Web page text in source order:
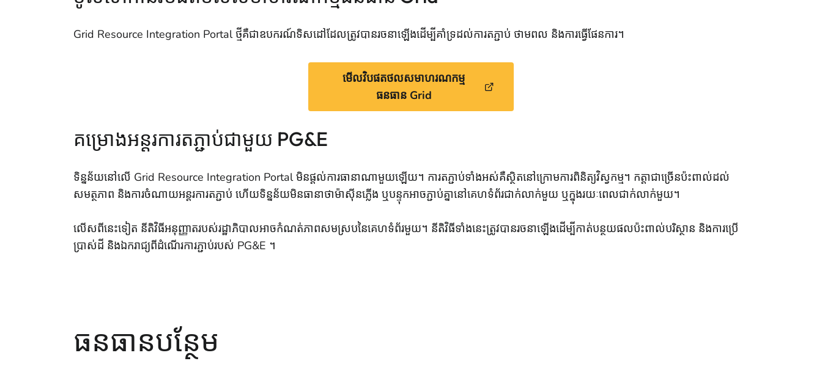
Grid Resource Integration Portal ថ្មីគឺជាឧបករណ៍ទិសដៅដែលត្រូវបានរចនាឡើងដើម្បីគាំទ្រដល់ការតភ្ជាប់ ថាមពល និងការធ្វើផែនការ។
មើលវិបផតថលសមាហរណកម្ម
ធនធាន Grid
គម្រោងអន្តរការតភ្ជាប់ជាមួយ PG&E
ទិន្នន័យនៅលើ Grid Resource Integration Portal មិនផ្តល់ការធានាណាមួយឡើយ។ ការតភ្ជាប់ទាំងអស់គឺស្ថិតនៅក្រោមការពិនិត្យវិស្វកម្ម។ កត្តាជាច្រើនប៉ះពាល់ដល់
សមត្ថភាព និងការចំណាយអន្តរការតភ្ជាប់ ហើយទិន្នន័យមិនធានាថាម៉ាស៊ីនភ្លើង ឬបន្ទុកអាចភ្ជាប់គ្នានៅគេហទំព័រជាក់លាក់មួយ ឬក្នុងរយៈពេលជាក់លាក់មួយ។
លើសពីនេះទៀត នីតិវិធីអនុញ្ញាតរបស់រដ្ឋាភិបាលអាចកំណត់ភាពសមស្របនៃគេហទំព័រមួយ។ នីតិវិធីទាំងនេះត្រូវបានរចនាឡើងដើម្បីកាត់បន្ថយផលប៉ះពាល់បរិស្ថាន និងការប្រើ
ប្រាស់ដី និងឯករាជ្យពីដំណើរការភ្ជាប់របស់ PG&E ។
ធនធានបន្ថែម